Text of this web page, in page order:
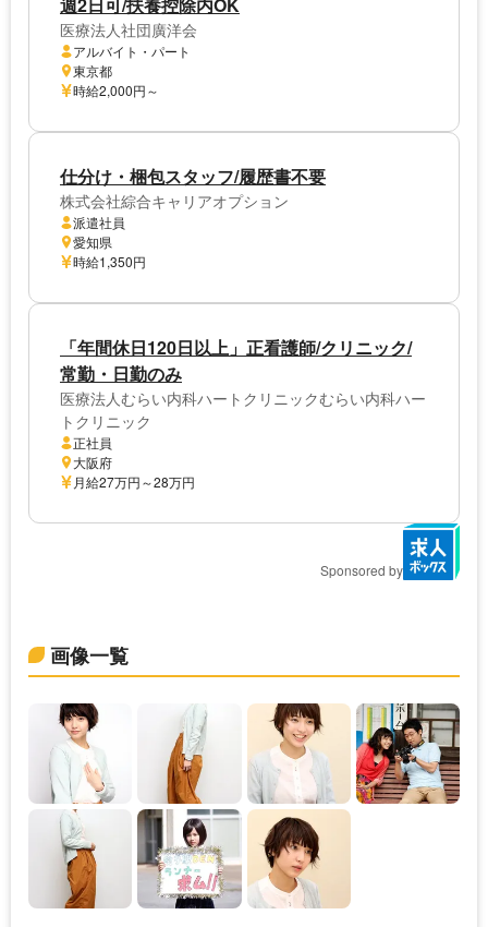
医療法人社団廣洋会
アルバイト・パート
東京都
時給2,000円～
仕分け・梱包スタッフ/履歴書不要
株式会社綜合キャリアオプション
派遣社員
愛知県
時給1,350円
「年間休日120日以上」正看護師/クリニック/
常勤・日勤のみ
医療法人むらい内科ハートクリニックむらい内科ハー
トクリニック
正社員
大阪府
月給27万円～28万円
Sponsored by
画像一覧